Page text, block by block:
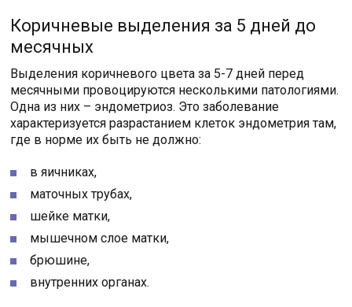
Коричневые выделения за 5 дней до
месячных
Выделения коричневого цвета за 5-7 дней перед
месячными провоцируются несколькими патологиями.
Одна из них – эндометриоз. Это заболевание
характеризуется разрастанием клеток эндометрия там,
где в норме их быть не должно:
в яичниках,
маточных трубах,
шейке матки,
мышечном слое матки,
брюшине,
внутренних органах.